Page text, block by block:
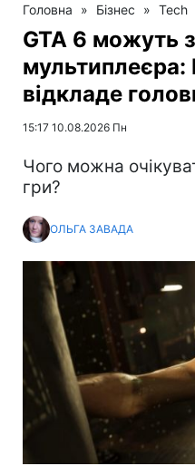
Головна » Бізнес » Tech
GTA 6 можуть
мультиплеєра:
відкладе
15:17 10.08.2026 Пн
Чого можна
гри?
ОЛЬГА ЗАВАДА